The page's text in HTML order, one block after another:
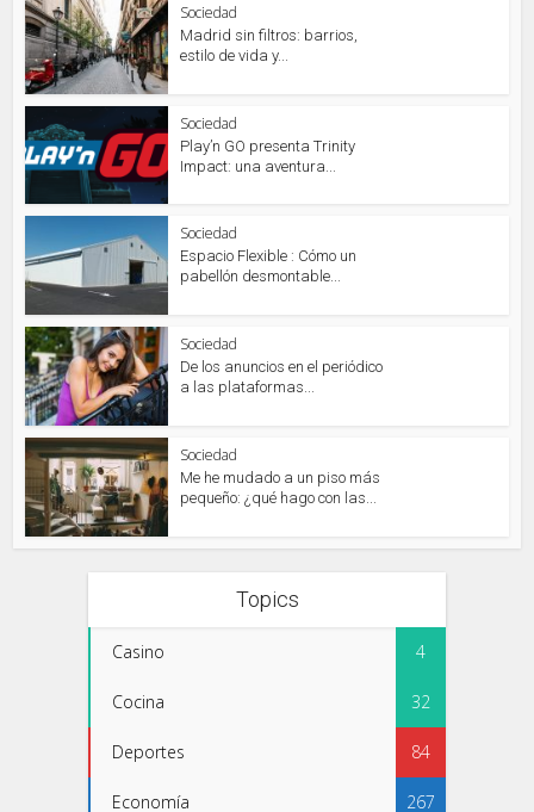
Sociedad
Madrid sin filtros: barrios,
estilo de vida y...
Sociedad
Play’n GO presenta Trinity
Impact: una aventura...
Sociedad
Espacio Flexible : Cómo un
pabellón desmontable...
Sociedad
De los anuncios en el periódico
a las plataformas...
Sociedad
Me he mudado a un piso más
pequeño: ¿qué hago con las...
Topics
Casino 4
Cocina 32
Deportes 84
Economía 267